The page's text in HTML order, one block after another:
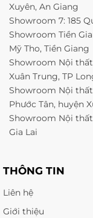
Xuyên, An Giang
Showroom 7: 185
Showroom Tiền
Mỹ Tho, Tiền Giang
Showroom Nội thất
Xuân Trung, TP
Showroom Nội thất
Phước Tân, huyện
Showroom Nội thất
Gia Lai
THÔNG TIN
Liên hệ
Giới thiệu